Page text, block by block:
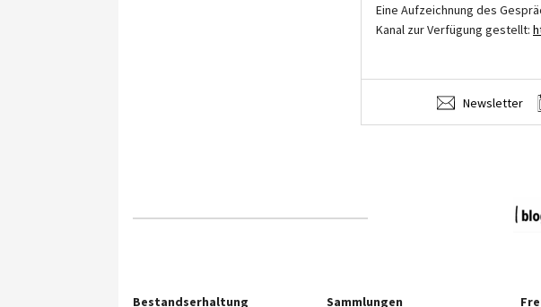
Eine Aufzeichnung des
Kanal zur Verfügung gestellt:
Newsletter
Bestandserhaltung Sammlungen